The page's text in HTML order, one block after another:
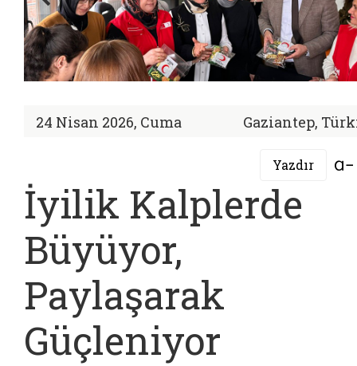
24 Nisan 2026, Cuma Gaziantep,
Yazdır
İyilik Kalplerde
Büyüyor,
Paylaşarak
Güçleniyor